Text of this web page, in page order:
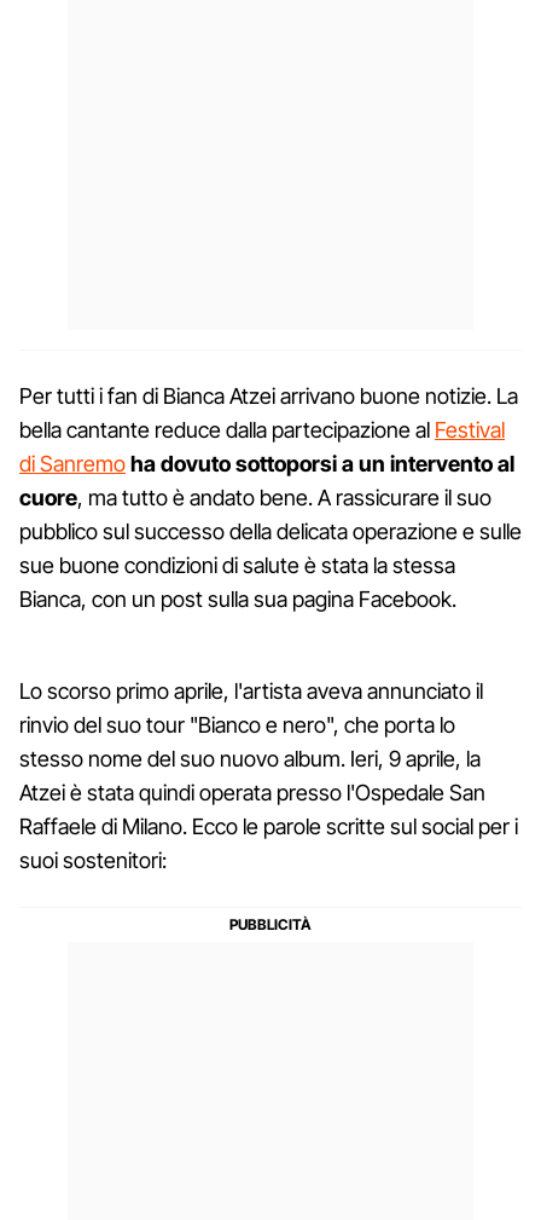
Per tutti i fan di Bianca Atzei arrivano buone notizie. La
bella cantante reduce dalla partecipazione al Festival
di Sanremoha dovuto sottoporsi a un intervento al
cuore, ma tutto è andato bene. A rassicurare il suo
pubblico sul successo della delicata operazione e sulle
sue buone condizioni di salute è stata la stessa
Bianca, con un post sulla sua pagina Facebook.
Lo scorso primo aprile, l'artista aveva annunciato il
rinvio del suo tour "Bianco e nero", che porta lo
stesso nome del suo nuovo album. Ieri, 9 aprile, la
Atzei è stata quindi operata presso l'Ospedale San
Raffaele di Milano. Ecco le parole scritte sul social per i
suoi sostenitori: